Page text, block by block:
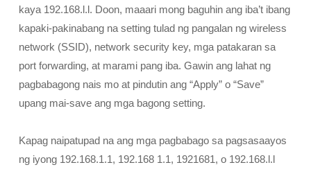
kaya 192.168.l.l. Doon, maaari mong baguhin ang iba’t ibang
kapaki-pakinabang na setting tulad ng pangalan ng wireless
network (SSID), network security key, mga patakaran sa
port forwarding, at marami pang iba. Gawin ang lahat ng
pagbabagong nais mo at pindutin ang “Apply” o “Save”
upang mai-save ang mga bagong setting.
Kapag naipatupad na ang mga pagbabago sa pagsasaayos
ng iyong 192.168.1.1, 192.168 1.1, 1921681, o 192.168.l.l